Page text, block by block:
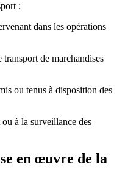
;
dans les opérations
transport de marchandises
ou tenus à disposition des
à la surveillance des
en œuvre de la